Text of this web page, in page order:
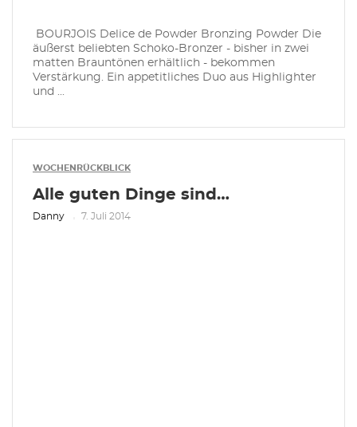
BOURJOIS Delice de Powder Bronzing Powder Die
äußerst beliebten Schoko-Bronzer - bisher in zwei
matten Brauntönen erhältlich - bekommen
Verstärkung. Ein appetitliches Duo aus Highlighter
und ...
WOCHENRÜCKBLICK
Alle guten Dinge sind…
Danny 7. Juli 2014